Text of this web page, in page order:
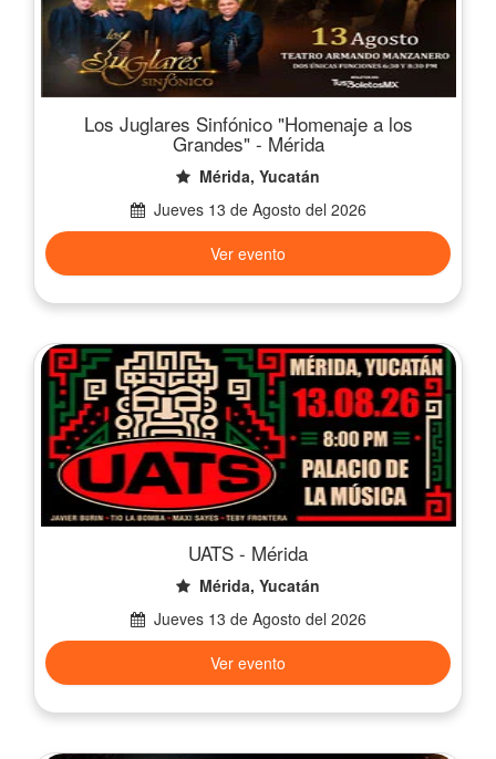
Los Juglares Sinfónico "Homenaje a los
Grandes" - Mérida
Mérida, Yucatán
Jueves 13 de Agosto del 2026
Ver evento
UATS - Mérida
Mérida, Yucatán
Jueves 13 de Agosto del 2026
Ver evento